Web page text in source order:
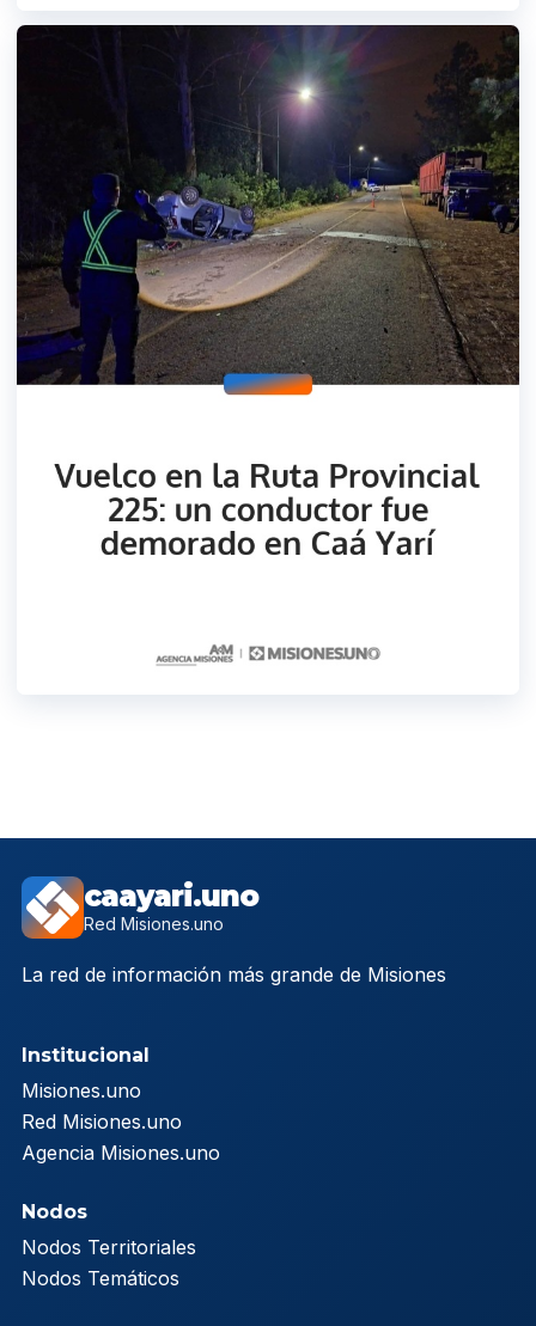
caayari.uno
Red Misiones.uno
La red de información más grande de Misiones
Institucional
Misiones.uno
Red Misiones.uno
Agencia Misiones.uno
Nodos
Nodos Territoriales
Nodos Temáticos